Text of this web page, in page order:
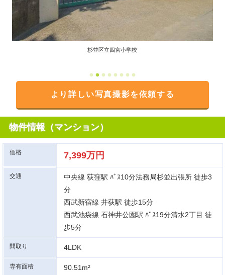
杉並区立四宮小学校
より詳しい写真撮影を依頼する
物件情報（マンション）
価格 7,399万円
交通
中央線 荻窪駅 ﾊﾞｽ10分法務局杉並出張所 徒歩3
分
西武新宿線 井荻駅 徒歩15分
西武池袋線 石神井公園駅 ﾊﾞｽ19分清水2丁目 徒
歩5分
間取り 4LDK
専有面積 90.51m²